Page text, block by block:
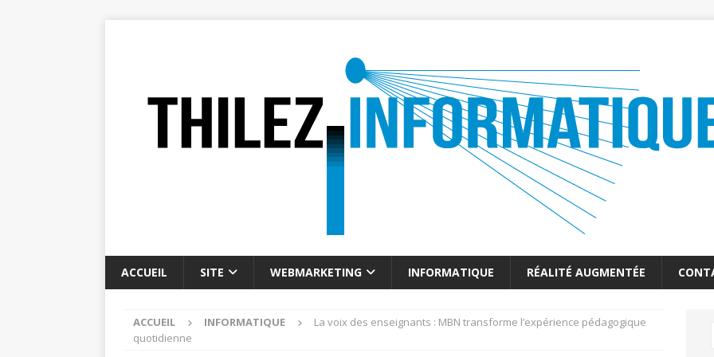
ACCUEIL SITE WEBMARKETING INFORMATIQUE RÉALITÉ AUGMENTÉE
ACCUEIL INFORMATIQUE
La voix des enseignants : MBN transforme l’expérience pédagogique
quotidienne